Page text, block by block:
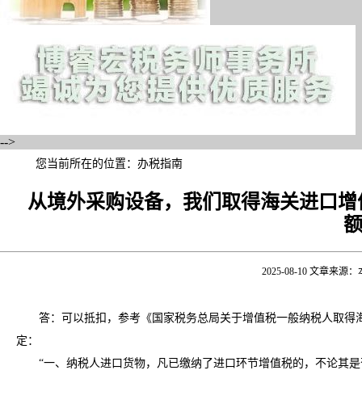
-->
您当前所在的位置： 办税指南
从境外采购设备，我们取得海关进口
2025-08-10 文章来源
答：可以抵扣，参考《国家税务总局关于增值税一般纳税人取得
定：
“一、纳税人进口货物，凡已缴纳了进口环节增值税的，不论其是